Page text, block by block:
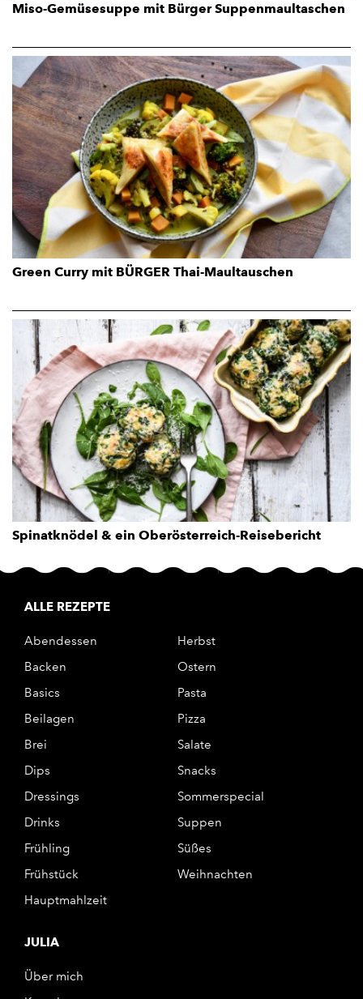
Miso-Gemüsesuppe mit Bürger Suppenmaultaschen
Green Curry mit BÜRGER Thai-Maultauschen
Spinatknödel & ein Oberösterreich-Reisebericht
ALLE REZEPTE
Abendessen
Backen
Basics
Beilagen
Brei
Dips
Dressings
Drinks
Frühling
Frühstück
Hauptmahlzeit
Herbst
Ostern
Pasta
Pizza
Salate
Snacks
Sommerspecial
Suppen
Süßes
Weihnachten
JULIA
Über mich